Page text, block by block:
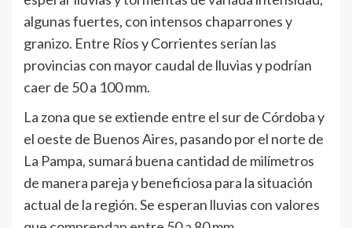
algunas fuertes, con intensos chaparrones y
granizo. Entre Ríos y Corrientes serían las
provincias con mayor caudal de lluvias y podrían
caer de 50 a 100 mm.
La zona que se extiende entre el sur de Córdoba y
el oeste de Buenos Aires, pasando por el norte de
La Pampa, sumará buena cantidad de milímetros
de manera pareja y beneficiosa para la situación
actual de la región. Se esperan lluvias con valores